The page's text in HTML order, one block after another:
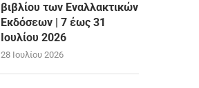
βιβλίου των Εναλλακτικών
Εκδόσεων | 7 έως 31
Ιουλίου 2026
28 Ιουλίου 2026